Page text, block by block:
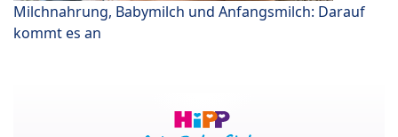
Milchnahrung, Babymilch und Anfangsmilch: Darauf
kommt es an